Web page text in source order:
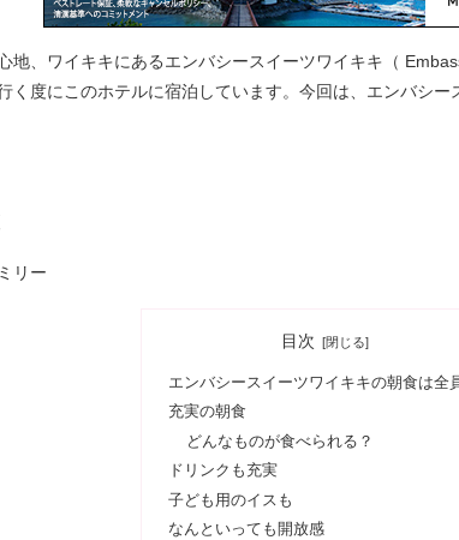
地、ワイキキにあるエンバシースイーツワイキキ（
く度にこのホテルに宿泊しています。今回は、エンバシ
リー
目次
エンバシースイーツワイキキの朝食は全
充実の朝食
どんなものが食べられる？
ドリンクも充実
子ども用のイスも
なんといっても開放感